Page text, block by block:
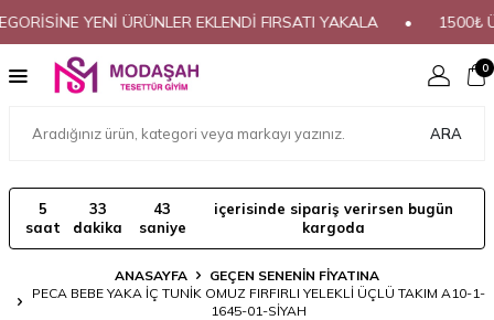
YENİ ÜRÜNLER EKLENDİ FIRSATI YAKALA • 1500₺
ARA
0
5
saat
33
dakika
42
saniye
içerisinde sipariş verirsen bugün
kargoda
ANASAYFA
GEÇEN SENENİN FİYATINA
PECA BEBE YAKA İÇ TUNİK OMUZ FIRFIRLI YELEKLİ ÜÇLÜ TAKIM A10-1-
1645-01-SİYAH